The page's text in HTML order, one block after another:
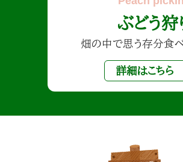
ぶどう狩
畑の中で思う存分食
詳細はこちら